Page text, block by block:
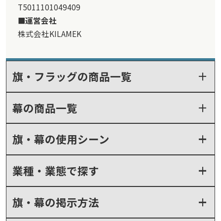
T5011101049409
運営会社
株式会社KILAMEK
旗・フラッグの商品一覧
幕の商品一覧
旗・幕の使用シーン
業種・業態で探す
旗・幕の掲示方法